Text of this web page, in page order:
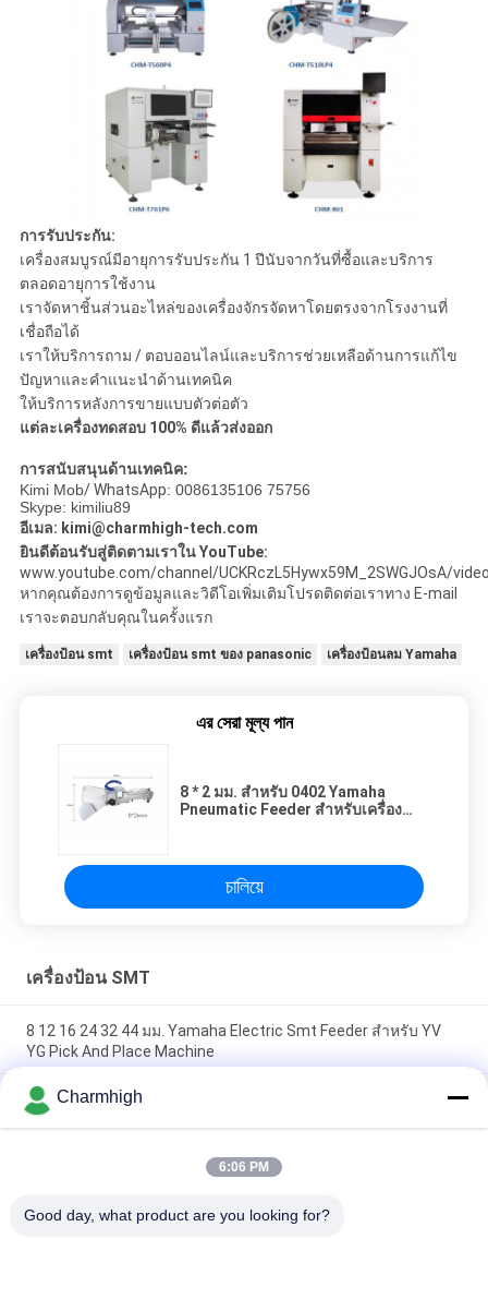
การรับประกัน:
เครื่องสมบูรณ์มีอายุการรับประกัน 1 ปีนับจากวันที่ซื้อและบริการ
ตลอดอายุการใช้งาน
เราจัดหาชิ้นส่วนอะไหล่ของเครื่องจักรจัดหาโดยตรงจากโรงงานที่
เชื่อถือได้
เราให้บริการถาม / ตอบออนไลน์และบริการช่วยเหลือด้านการแก้ไข
ปัญหาและคำแนะนำด้านเทคนิค
ให้บริการหลังการขายแบบตัวต่อตัว
แต่ละเครื่องทดสอบ 100% ดีแล้วส่งออก
การสนับสนุนด้านเทคนิค:
Kimi Mob/ WhatsApp: 0086135106 75756
Skype: kimiliu89
อีเมล: kimi@charmhigh-tech.com
ยินดีต้อนรับสู่ติดตามเราใน YouTube:
www.youtube.com/channel/UCKRczL5Hywx59M_2SWGJOsA/
หากคุณต้องการดูข้อมูลและวิดีโอเพิ่มเติมโปรดติดต่อเราทาง E-mail
เราจะตอบกลับคุณในครั้งแรก
เครื่องป้อน smt เครื่องป้อน smt ของ panasonic เครื่องป้อนลม Yamaha
এর সেরা মূল্য পান
8 * 2 มม. สำหรับ 0402 Yamaha
Pneumatic Feeder สำหรับเครื่อง
চালিয়ে
เครื่องป้อน SMT
8 12 16 24 32 44 มม. Yamaha Electric Smt Feeder สำหรับ YV
YG Pick And Place Machine
Yamaha Electric Feeder 8 12 16 24 มม. สำหรับ DIY Pick and
Place Machine, Charmhigh SMT Machine
เครื่องป้อน SMT ไฟฟ้า Fuji NXT 8/12/16/24 มม. สำหรับ
Charmhigh
6:06 PM
Good day, what product are you looking for?